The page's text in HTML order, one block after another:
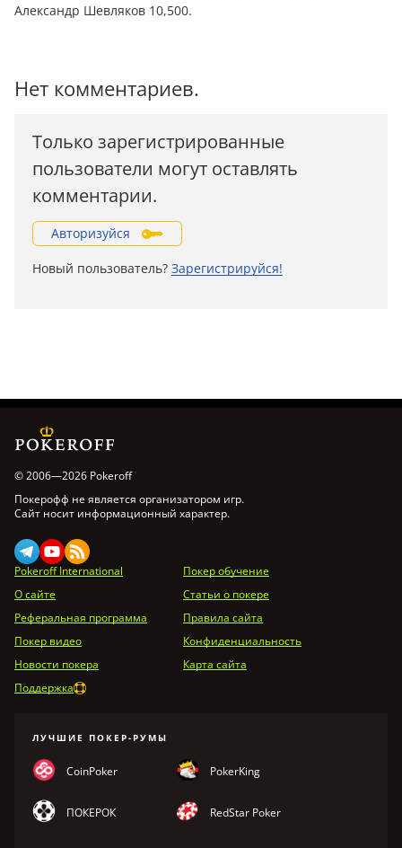
Александр Шевляков 10,500.
Нет комментариев.
Только зарегистрированные
пользователи могут оставлять
комментарии.
Авторизуйся
Новый пользователь? Зарегистрируйся!
© 2006—2026 Pokeroff
Покерофф не является организатором игр.
Сайт носит информационный характер.
Pokeroff International
Покер обучение
О сайте
Статьи о покере
Реферальная программа
Правила сайта
Покер видео
Конфиденциальность
Новости покера
Карта сайта
Поддержка
ЛУЧШИЕ ПОКЕР-РУМЫ
CoinPoker PokerKing
ПОКЕРОК RedStar Poker